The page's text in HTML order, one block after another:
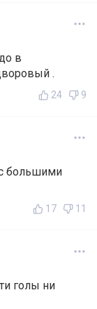
в
.
24 9
большими
17 11
голы ни